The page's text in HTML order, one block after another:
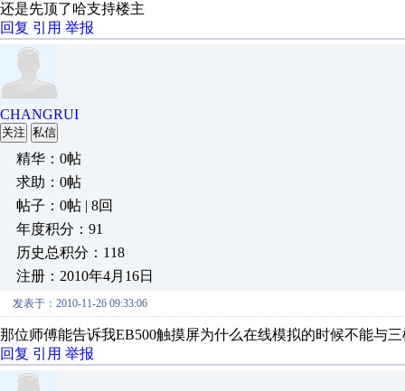
还是先顶了哈支持楼主
回复 引用 举报
CHANGRUI
关注 私信
精华：0帖
求助：0帖
帖子：0帖 | 8回
年度积分：91
历史总积分：118
注册：2010年4月16日
发表于：2010-11-26 09:33:06
那位师傅能告诉我EB500触摸屏为什么在线模拟的时候不能与
回复 引用 举报